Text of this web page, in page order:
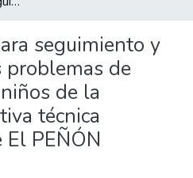
seguimiento y
de
de la
técnica
PEÑÓN